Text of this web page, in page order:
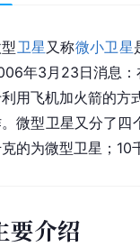
卫星 又称微小卫星
年3月23日消息：
用飞机加火箭的方
微型卫星又分了四
的为微型卫星；10
要介绍